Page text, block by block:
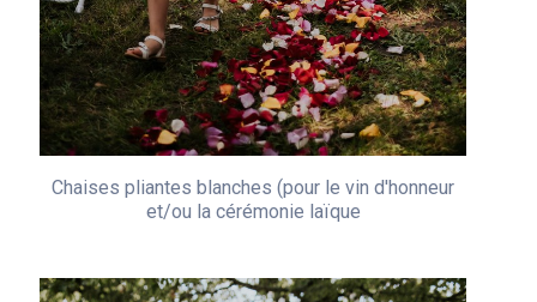
Chaises pliantes blanches (pour le vin d'honneur
et/ou la cérémonie laïque